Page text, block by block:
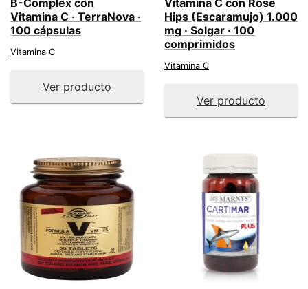
B-Complex con
Vitamina C · TerraNova ·
100 cápsulas
Vitamina C
Ver producto
Vitamina C con Rose
Hips (Escaramujo) 1.000
mg · Solgar · 100
comprimidos
Vitamina C
Ver producto